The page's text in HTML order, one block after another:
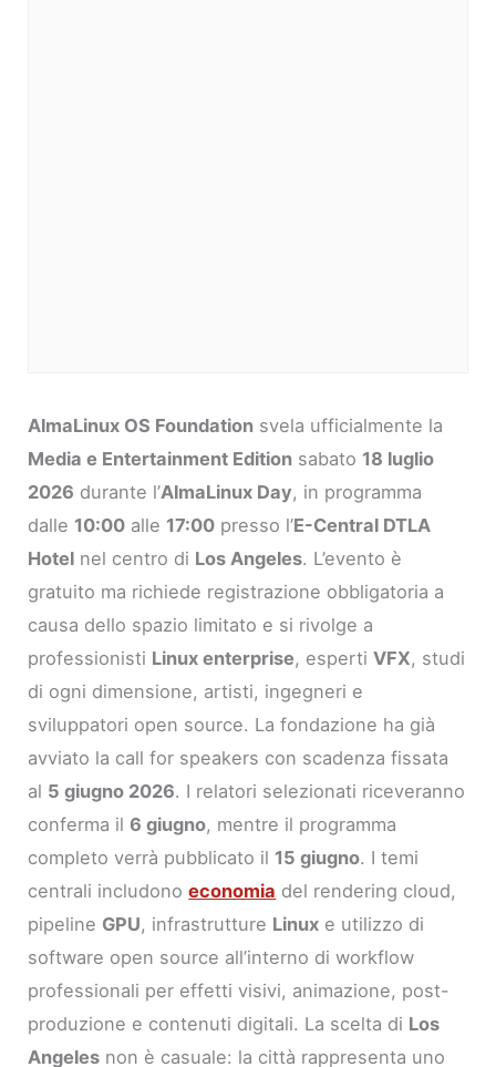
AlmaLinux OS Foundation svela ufficialmente la
Media e Entertainment Edition sabato 18 luglio
2026 durante l’AlmaLinux Day, in programma
dalle 10:00 alle 17:00 presso l’E-Central DTLA
Hotel nel centro di Los Angeles. L’evento è
gratuito ma richiede registrazione obbligatoria a
causa dello spazio limitato e si rivolge a
professionisti Linux enterprise, espertiVFX, studi
di ogni dimensione, artisti, ingegneri e
sviluppatori open source. La fondazione ha già
avviato la call for speakers con scadenza fissata
al 5 giugno 2026. I relatori selezionati riceveranno
conferma il6 giugno, mentre il programma
completo verrà pubblicato il 15 giugno. I temi
centrali includonoeconomia del rendering cloud,
pipeline GPU, infrastrutture Linux e utilizzo di
software open source all’interno di workflow
professionali per effetti visivi, animazione, post-
produzione e contenuti digitali. La scelta di Los
Angeles non è casuale: la città rappresenta uno